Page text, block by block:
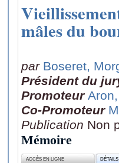
mâles du
par Boseret,
Président du
Promoteur
Co-Promoteur
Publication Non
Mémoire
ACCÈS EN LIGNE DÉTAILS